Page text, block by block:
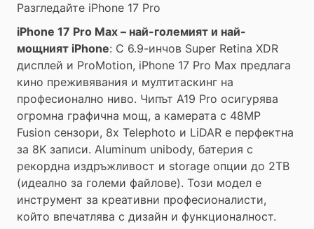
Разгледайте iPhone 17 Pro
iPhone 17 Pro Max – най-големият и най-
мощният iPhone: С 6.9-инчов Super Retina XDR
дисплей и ProMotion, iPhone 17 Pro Max предлага
кино преживявания и мултитаскинг на
професионално ниво. Чипът A19 Pro осигурява
огромна графична мощ, а камерата с 48MP
Fusion сензори, 8x Telephoto и LiDAR е перфектна
за 8K записи. Aluminum unibody, батерия с
рекордна издръжливост и storage опции до 2TB
(идеално за големи файлове). Този модел е
инструмент за креативни професионалисти,
който впечатлява с дизайн и функционалност.